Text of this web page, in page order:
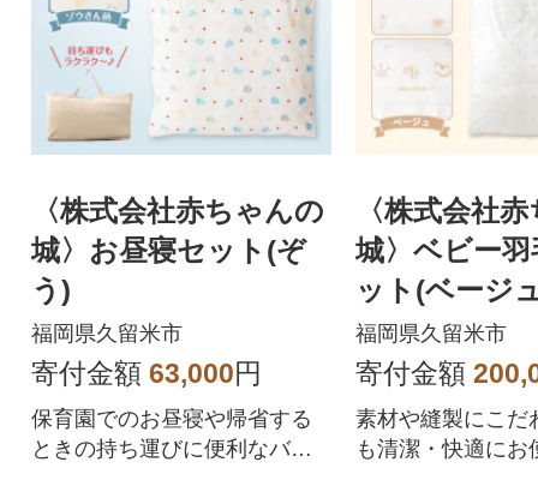
〈株式会社赤ちゃんの
城〉お昼寝セット(ぞ
う)
福岡県久留米市
寄付金額 63,000円
保育園でのお昼寝や帰省する
ときの持ち運びに便利なバッ
〈株式会社
城〉ベビー
ット(ベージ
福岡県久留米市
寄付金額
素材や縫製にこだ
も清潔・快適にお